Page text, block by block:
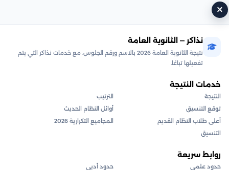
×
نذاكر — الثانوية العامة
نتيجة الثانوية العامة 2026 بالاسم ورقم الجلوس، مع خدمات نذاكر التي يتم
تفعيلها تباعًا.
خدمات النتيجة
النتيجة
الترتيب
توقع التنسيق
أوائل النظام الحديث
أعلى طلاب النظام القديم
المجاميع التكرارية 2026
التنسيق
روابط سريعة
حدود علمي حدود أدبي